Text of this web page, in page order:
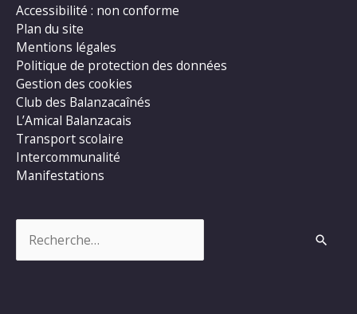
Accessibilité : non conforme
Plan du site
Mentions légales
Politique de protection des données
Gestion des cookies
Club des Balanzacaînés
L’Amical Balanzacais
Transport scolaire
Intercommunalité
Manifestations